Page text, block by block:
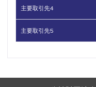
主要取引先4
主要取引先5